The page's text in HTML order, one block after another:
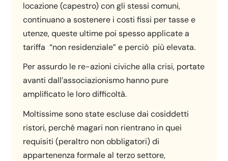
locazione (capestro) con gli stessi comuni,
continuano a sostenere i costi fissi per tasse e
utenze, queste ultime poi spesso applicate a
tariffa “non residenziale” e perciò più elevata.
Per assurdo le re-azioni civiche alla crisi, portate
avanti dall’associazionismo hanno pure
amplificato le loro difficoltà.
Moltissime sono state escluse dai cosiddetti
ristori, perché magari non rientrano in quei
requisiti (peraltro non obbligatori) di
appartenenza formale al terzo settore,